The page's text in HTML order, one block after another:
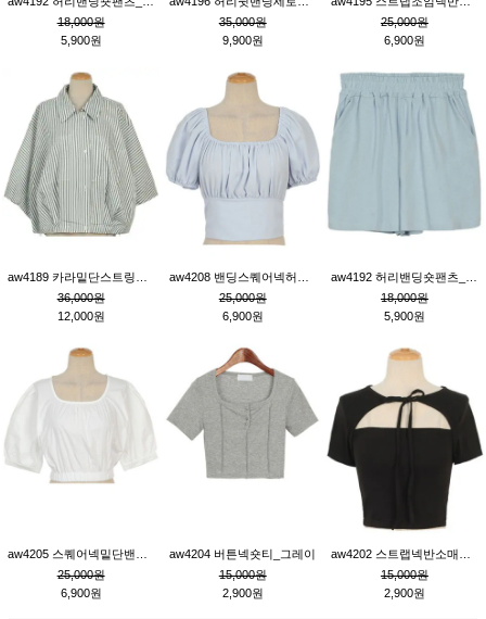
18,000원
5,900원
35,000원
9,900원
25,000원
6,900원
36,000원
12,000원
25,000원
6,900원
18,000원
5,900원
25,000원
6,900원
aw4204 버튼넥숏티_그레이
15,000원
2,900원
15,000원
2,900원